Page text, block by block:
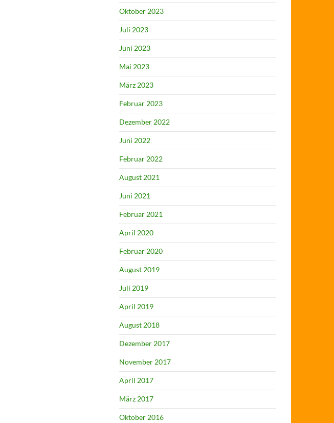
Oktober 2023
Juli 2023
Juni 2023
Mai 2023
März 2023
Februar 2023
Dezember 2022
Juni 2022
Februar 2022
August 2021
Juni 2021
Februar 2021
April 2020
Februar 2020
August 2019
Juli 2019
April 2019
August 2018
Dezember 2017
November 2017
April 2017
März 2017
Oktober 2016